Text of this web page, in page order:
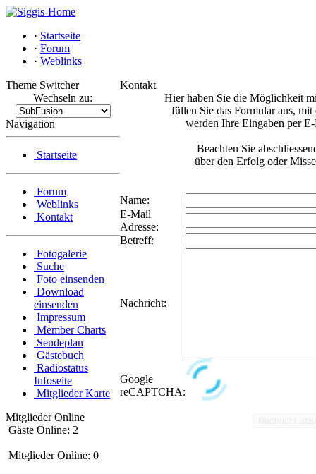
· Startseite
· Forum
· Weblinks
Theme Switcher
Wechseln zu:
Navigation
Startseite
Forum
Weblinks
Kontakt
Fotogalerie
Suche
Foto einsenden
Download
einsenden
Impressum
Member Charts
Sendeplan
Gästebuch
Radiostatus
Infoseite
Mitglieder Karte
Mitglieder Online
Gäste Online: 2
Mitglieder Online: 0
Kontakt
Hier haben Sie die Möglichkeit
füllen Sie das Formular aus,
werden Ihre Eingaben per
Beachten Sie
über den Erfolg oder
Name:
E-Mail
Adresse:
Betreff:
Nachricht:
Google
reCAPTCHA: